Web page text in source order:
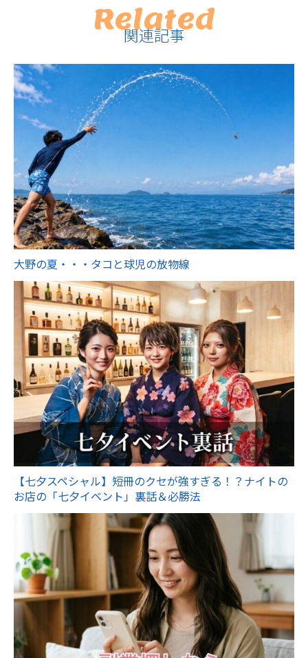
Related
関連記事
大野の夏・・・タコと球児の放物線
【七夕スペシャル】短冊のクセが強すぎる！？ナイトの
お店の「七夕イベント」裏話＆必勝法